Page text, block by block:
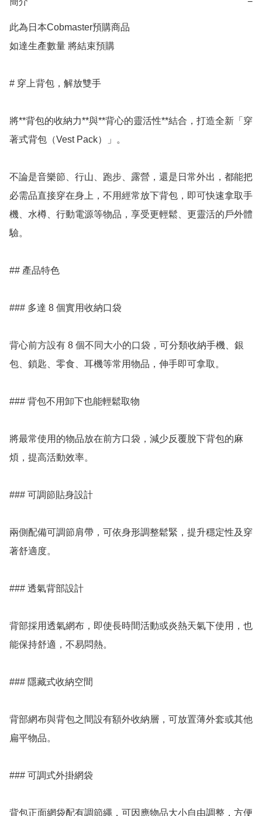
此為日本Cobmaster預購商品
如達生產數量 將結束預購
# 穿上背包，解放雙手
將**背包的收納力**與**背心的靈活性**結合，打造全新「穿
著式背包（Vest Pack）」。
不論是音樂節、行山、跑步、露營，還是日常外出，都能把
必需品直接穿在身上，不用經常放下背包，即可快速拿取手
機、水樽、行動電源等物品，享受更輕鬆、更靈活的戶外體
驗。
## 產品特色
### 多達 8 個實用收納口袋
背心前方設有 8 個不同大小的口袋，可分類收納手機、銀
包、鎖匙、零食、耳機等常用物品，伸手即可拿取。
### 背包不用卸下也能輕鬆取物
將最常使用的物品放在前方口袋，減少反覆脫下背包的麻
煩，提高活動效率。
### 可調節貼身設計
兩側配備可調節肩帶，可依身形調整鬆緊，提升穩定性及穿
著舒適度。
### 透氣背部設計
背部採用透氣網布，即使長時間活動或炎熱天氣下使用，也
能保持舒適，不易悶熱。
### 隱藏式收納空間
背部網布與背包之間設有額外收納層，可放置薄外套或其他
扁平物品。
### 可調式外掛網袋
背包正面網袋配有調節繩，可因應物品大小自由調整，方便